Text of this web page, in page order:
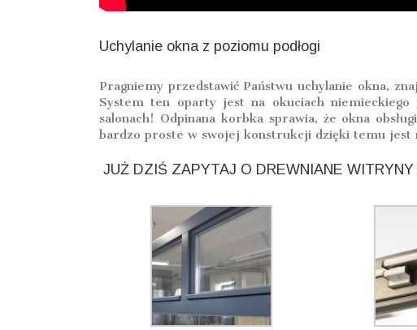
Uchylanie okna z poziomu podłogi
Pragniemy przedstawić Państwu uchylanie okna,
System ten oparty jest na okuciach
salonach! Odpinana korbka sprawia, że okna
bardzo proste w swojej konstrukcji dzięki temu jest
JUŻ DZIŚ ZAPYTAJ O DREWNIANE